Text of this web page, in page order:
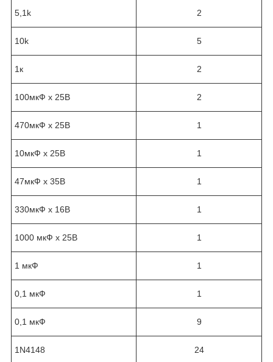
5,1k 2
10k 5
1к 2
100мкФ х 25В 2
470мкФ х 25В 1
10мкФ х 25В 1
47мкФ х 35В 1
330мкФ х 16В 1
1000 мкФ х 25В 1
1 мкФ 1
0,1 мкФ 1
0,1 мкФ 9
1N4148 24